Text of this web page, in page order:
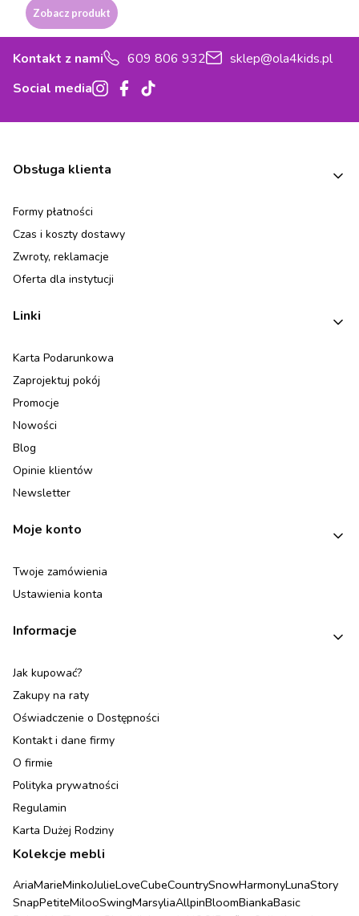
Zobacz produkt
Kontakt z nami 609 806 932
sklep@ola4kids.pl
Social media
Linki w stopce
Obsługa klienta
Formy płatności
Czas i koszty dostawy
Zwroty, reklamacje
Oferta dla instytucji
Linki
Karta Podarunkowa
Zaprojektuj pokój
Promocje
Nowości
Blog
Opinie klientów
Newsletter
Moje konto
Twoje zamówienia
Ustawienia konta
Informacje
Jak kupować?
Zakupy na raty
Oświadczenie o Dostępności
Kontakt i dane firmy
O firmie
Polityka prywatności
Regulamin
Karta Dużej Rodziny
Kolekcje mebli
AriaMarieMinkoJulieLoveCubeCountrySnowHarmonyLunaStory
SnapPetiteMilooSwingMarsyliaAllpinBloomBiankaBasic